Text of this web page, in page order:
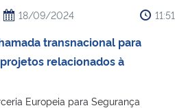
18/09/2024 11:51
transnacional para
relacionados à
Europeia para Segurança